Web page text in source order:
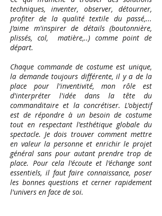
techniques, inventer, observer, détourner,
profiter de la qualité textile du passé,...
J'aime m'inspirer de détails (boutonnière,
plissés, col, matière,..) comme point de
départ.
Chaque commande de costume est unique,
la demande toujours différente, il y a de la
place pour l'inventivité, mon rôle est
d'interpréter l'idée dans la tête du
commanditaire et la concrétiser. L'objectif
est de répondre à un besoin de costume
tout en respectant l'esthétique globale du
spectacle. Je dois trouver comment mettre
en valeur la personne et enrichir le projet
général sans pour autant prendre trop de
place. Pour cela l'écoute et l'échange sont
essentiels, il faut faire connaissance, poser
les bonnes questions et cerner rapidement
l'univers en face de soi.